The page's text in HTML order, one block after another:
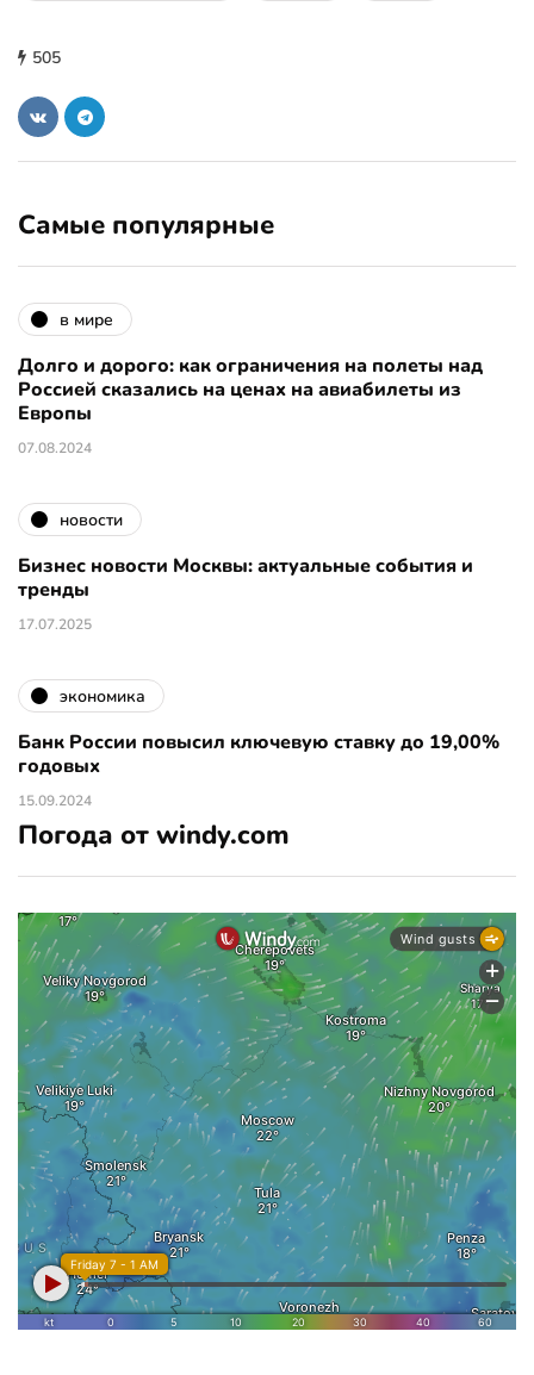
505
Самые популярные
в мире
Долго и дорого: как ограничения на полеты над
Россией сказались на ценах на авиабилеты из
Европы
07.08.2024
новости
Бизнес новости Москвы: актуальные события и
тренды
17.07.2025
экономика
Банк России повысил ключевую ставку до 19,00%
годовых
15.09.2024
Погода от windy.com